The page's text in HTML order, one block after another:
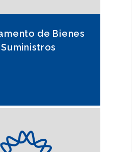
de Bienes